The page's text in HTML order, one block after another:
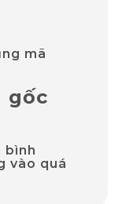
mã
gốc
bình
vào quá